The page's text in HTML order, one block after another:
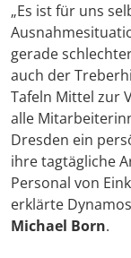
„Es ist für uns
gerade
auch der
Tafeln Mittel zur
alle
Dresden ein
ihre tagtägliche
Personal von
erklärte
Michael Born.